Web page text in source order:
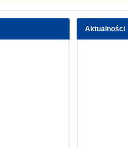
Aktualności